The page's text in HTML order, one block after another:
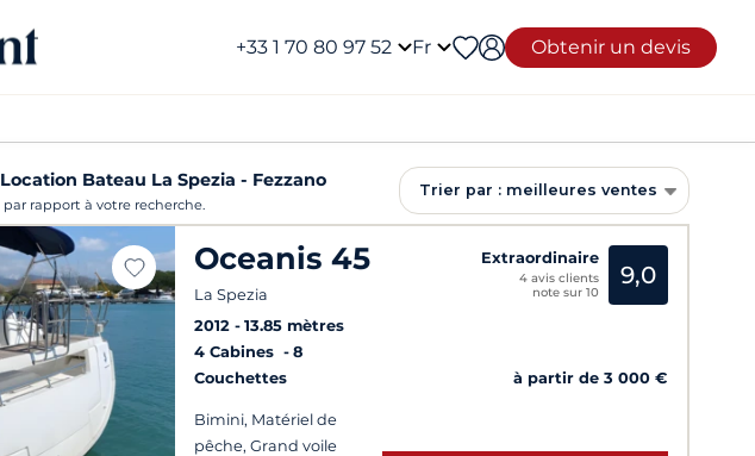
+33 1 70 80 97 52 Fr Obtenir un devis
Location Bateau La Spezia - Fezzano
par rapport à votre recherche.
Trier par : meilleures ventes
Oceanis 45
La Spezia
2012
13.85 mètres
4 Cabines
8
Couchettes
Bimini, Matériel de
pêche, Grand voile
Extraordinaire
4 avis clients
note sur 10
9,0
à partir de 3 000 €